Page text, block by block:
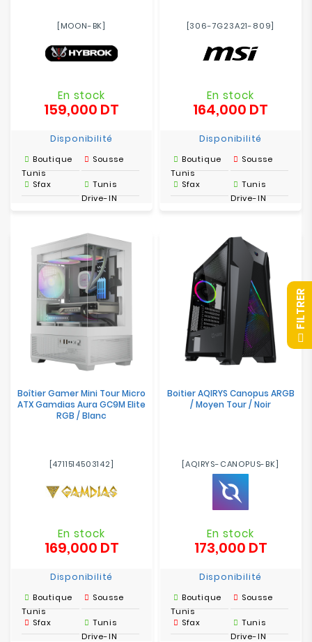
[MOON-BK]
En stock
159,000 DT
Disponibilité
Boutique
Tunis
Sousse
Sfax
Tunis
Drive-IN
[306-7G23A21-809]
En stock
164,000 DT
Disponibilité
Boutique
Tunis
Sousse
Sfax
Tunis
Drive-IN
Boîtier Gamer Mini Tour Micro
ATX Gamdias Aura GC9M Elite
RGB / Blanc
[4711514503142]
En stock
169,000 DTPrix
Disponibilité
Boutique
Tunis
Sousse
Sfax
Tunis
Drive-IN
Boitier AQIRYS Canopus ARGB
/ Moyen Tour / Noir
[AQIRYS-CANOPUS-BK]
En stock
173,000 DTPrix
Disponibilité
Boutique
Tunis
Sousse
Sfax
Tunis
Drive-IN
R